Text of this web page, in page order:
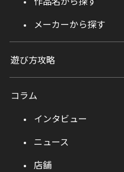
メーカーから探す
遊び方攻略
コラム
インタビュー
ニュース
店舗